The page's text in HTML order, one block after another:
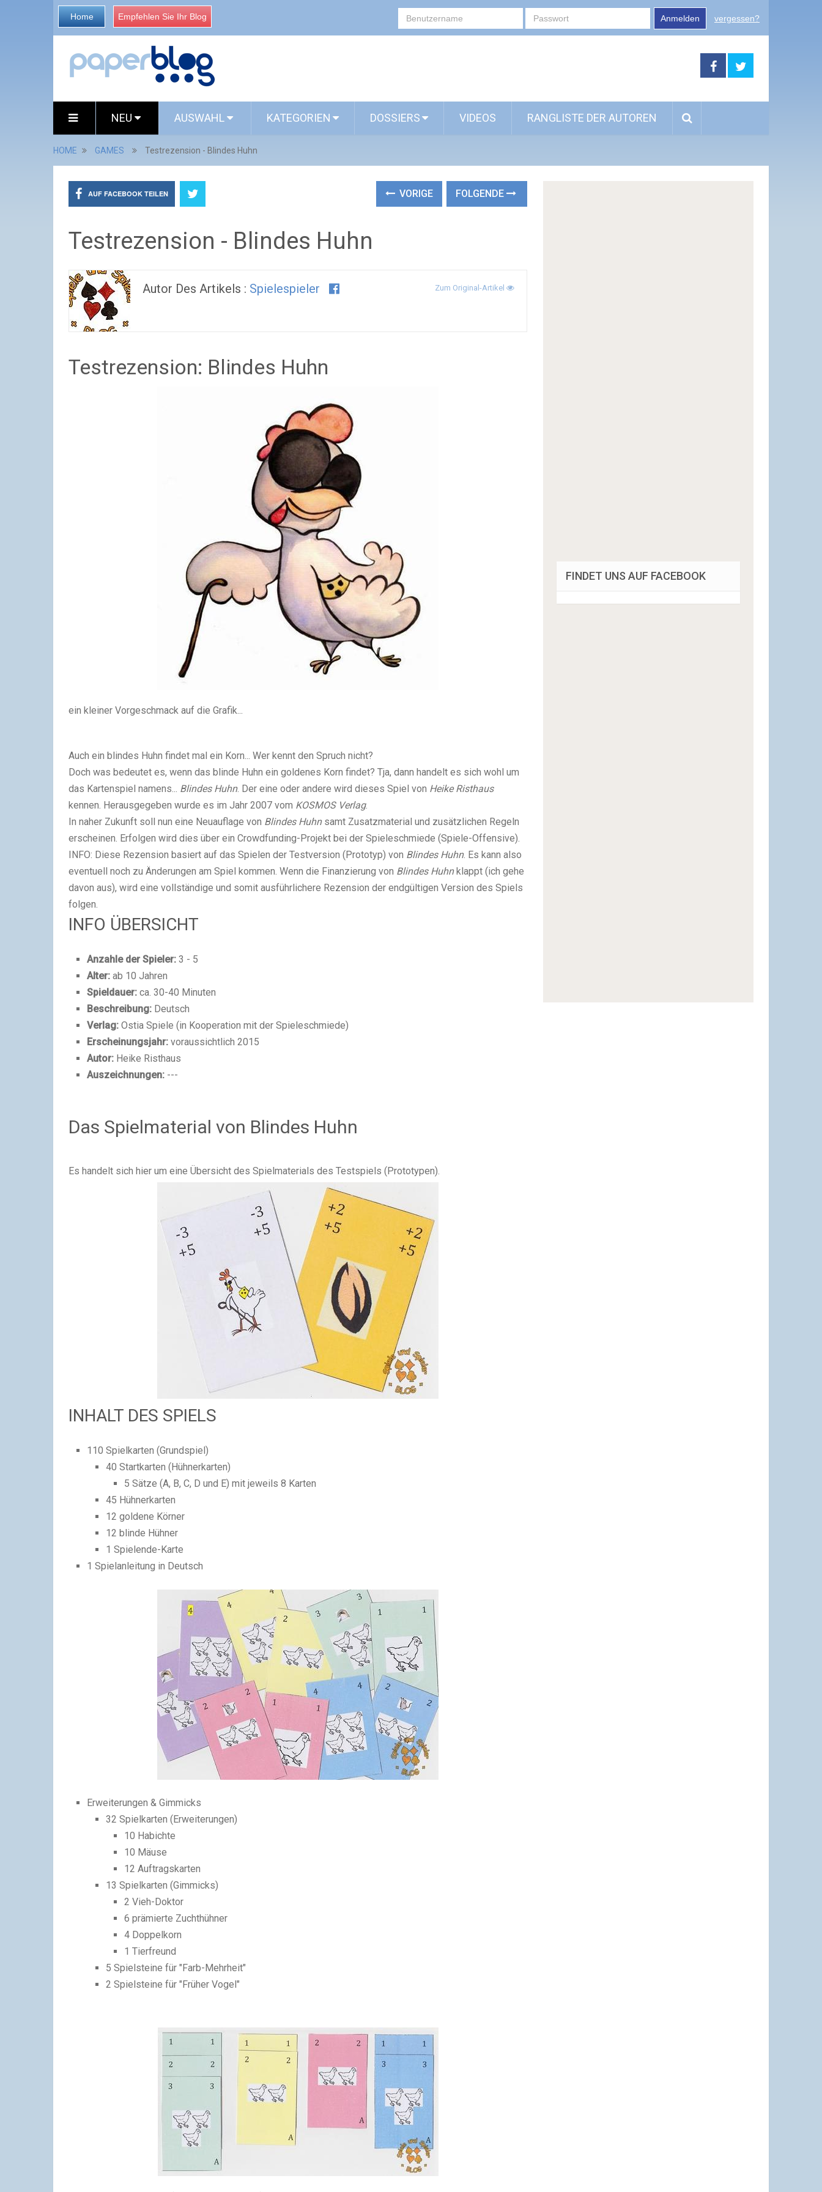
Home Empfehlen Sie Ihr Blog Anmelden vergessen?
NEU AUSWAHL KATEGORIEN DOSSIERS VIDEOS RANGLISTE DER AUTOREN
HOME GAMES Testrezension - Blindes Huhn
AUF FACEBOOK TEILEN VORIGE FOLGENDE
Testrezension - Blindes Huhn
Autor Des Artikels : Spielespieler Zum Original-Artikel
Testrezension: Blindes Huhn
ein kleiner Vorgeschmack auf die Grafik...
Auch ein blindes Huhn findet mal ein Korn... Wer kennt den Spruch nicht?
Doch was bedeutet es, wenn das blinde Huhn ein goldenes Korn findet? Tja, dann handelt es sich wohl um
das Kartenspiel namens... Blindes Huhn. Der eine oder andere wird dieses Spiel von Heike Risthaus
kennen. Herausgegeben wurde es im Jahr 2007 vom KOSMOS Verlag.
In naher Zukunft soll nun eine Neuauflage von Blindes Huhnsamt Zusatzmaterial und zusätzlichen Regeln
erscheinen. Erfolgen wird dies über ein Crowdfunding-Projekt bei der Spieleschmiede (Spiele-Offensive).
INFO: Diese Rezension basiert auf das Spielen der Testversion (Prototyp) von Blindes Huhn. Es kann also
eventuell noch zu Änderungen am Spiel kommen. Wenn die Finanzierung von Blindes Huhnklappt (ich gehe
davon aus), wird eine vollständige und somit ausführlichere Rezension der endgültigen Version des Spiels
folgen.
INFO ÜBERSICHT
Anzahle der Spieler: 3 - 5
Alter: ab 10 Jahren
Spieldauer: ca. 30-40 Minuten
Beschreibung: Deutsch
Verlag: Ostia Spiele (in Kooperation mit der Spieleschmiede)
Erscheinungsjahr: voraussichtlich 2015
Autor: Heike Risthaus
Auszeichnungen: ---
Das Spielmaterial von Blindes Huhn
Es handelt sich hier um eine Übersicht des Spielmaterials des Testspiels (Prototypen).
INHALT DES SPIELS
110 Spielkarten (Grundspiel)
40 Startkarten (Hühnerkarten)
5 Sätze (A, B, C, D und E) mit jeweils 8 Karten
45 Hühnerkarten
12 goldene Körner
12 blinde Hühner
1 Spielende-Karte
1 Spielanleitung in Deutsch
Erweiterungen & Gimmicks
32 Spielkarten (Erweiterungen)
10 Habichte
10 Mäuse
12 Auftragskarten
13 Spielkarten (Gimmicks)
2 Vieh-Doktor
6 prämierte Zuchthühner
4 Doppelkorn
1 Tierfreund
5 Spielsteine für "Farb-Mehrheit"
2 Spielsteine für "Früher Vogel"
FINDET UNS AUF FACEBOOK